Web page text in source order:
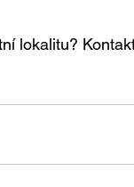
lokalitu?